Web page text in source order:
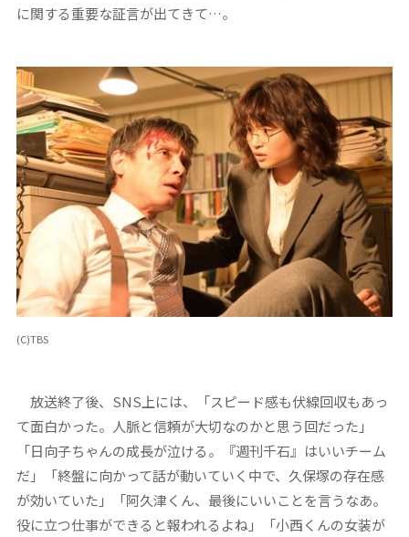
に関する重要な証言が出てきて…。
(C)TBS
放送終了後、SNS上には、「スピード感も伏線回収もあっ
て面白かった。人脈と信頼が大切なのかと思う回だった」
「日向子ちゃんの成長が泣ける。『週刊千石』はいいチーム
だ」「終盤に向かって話が動いていく中で、久保塚の存在感
が効いていた」「阿久津くん、最後にいいことを言うなあ。
役に立つ仕事ができると報われるよね」「小西くんの女装が